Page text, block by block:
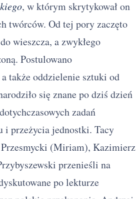
, w którym skrytykował on
twórców. Od tej pory zaczęto
wieszcza, a zwykłego
Postulowano
także oddzielenie sztuki od
się znane po dziś dzień
zadań
i przeżycia jednostki. Tacy
(Miriam), Kazimierz
przenieśli na
po lekturze